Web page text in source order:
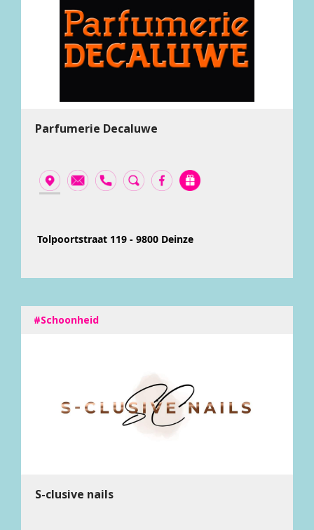
Parfumerie Decaluwe
Tolpoortstraat 119 - 9800 Deinze
#Schoonheid
S-clusive nails